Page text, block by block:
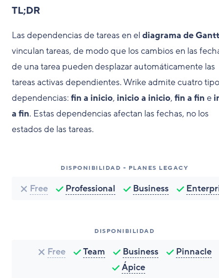
TL;DR
Las dependencias de tareas en el diagrama de Gantt
vinculan tareas, de modo que los cambios en las
de una tarea pueden desplazar automáticamente las
tareas activas dependientes. Wrike admite cuatro
dependencias: fin a inicio, inicio a inicio, fin a fin e
a fin. Estas dependencias afectan las fechas, no los
estados de las tareas.
DISPONIBILIDAD - PLANES LEGACY
Free Professional Business
DISPONIBILIDAD
Free Team Business
Pinnacle
Ápice